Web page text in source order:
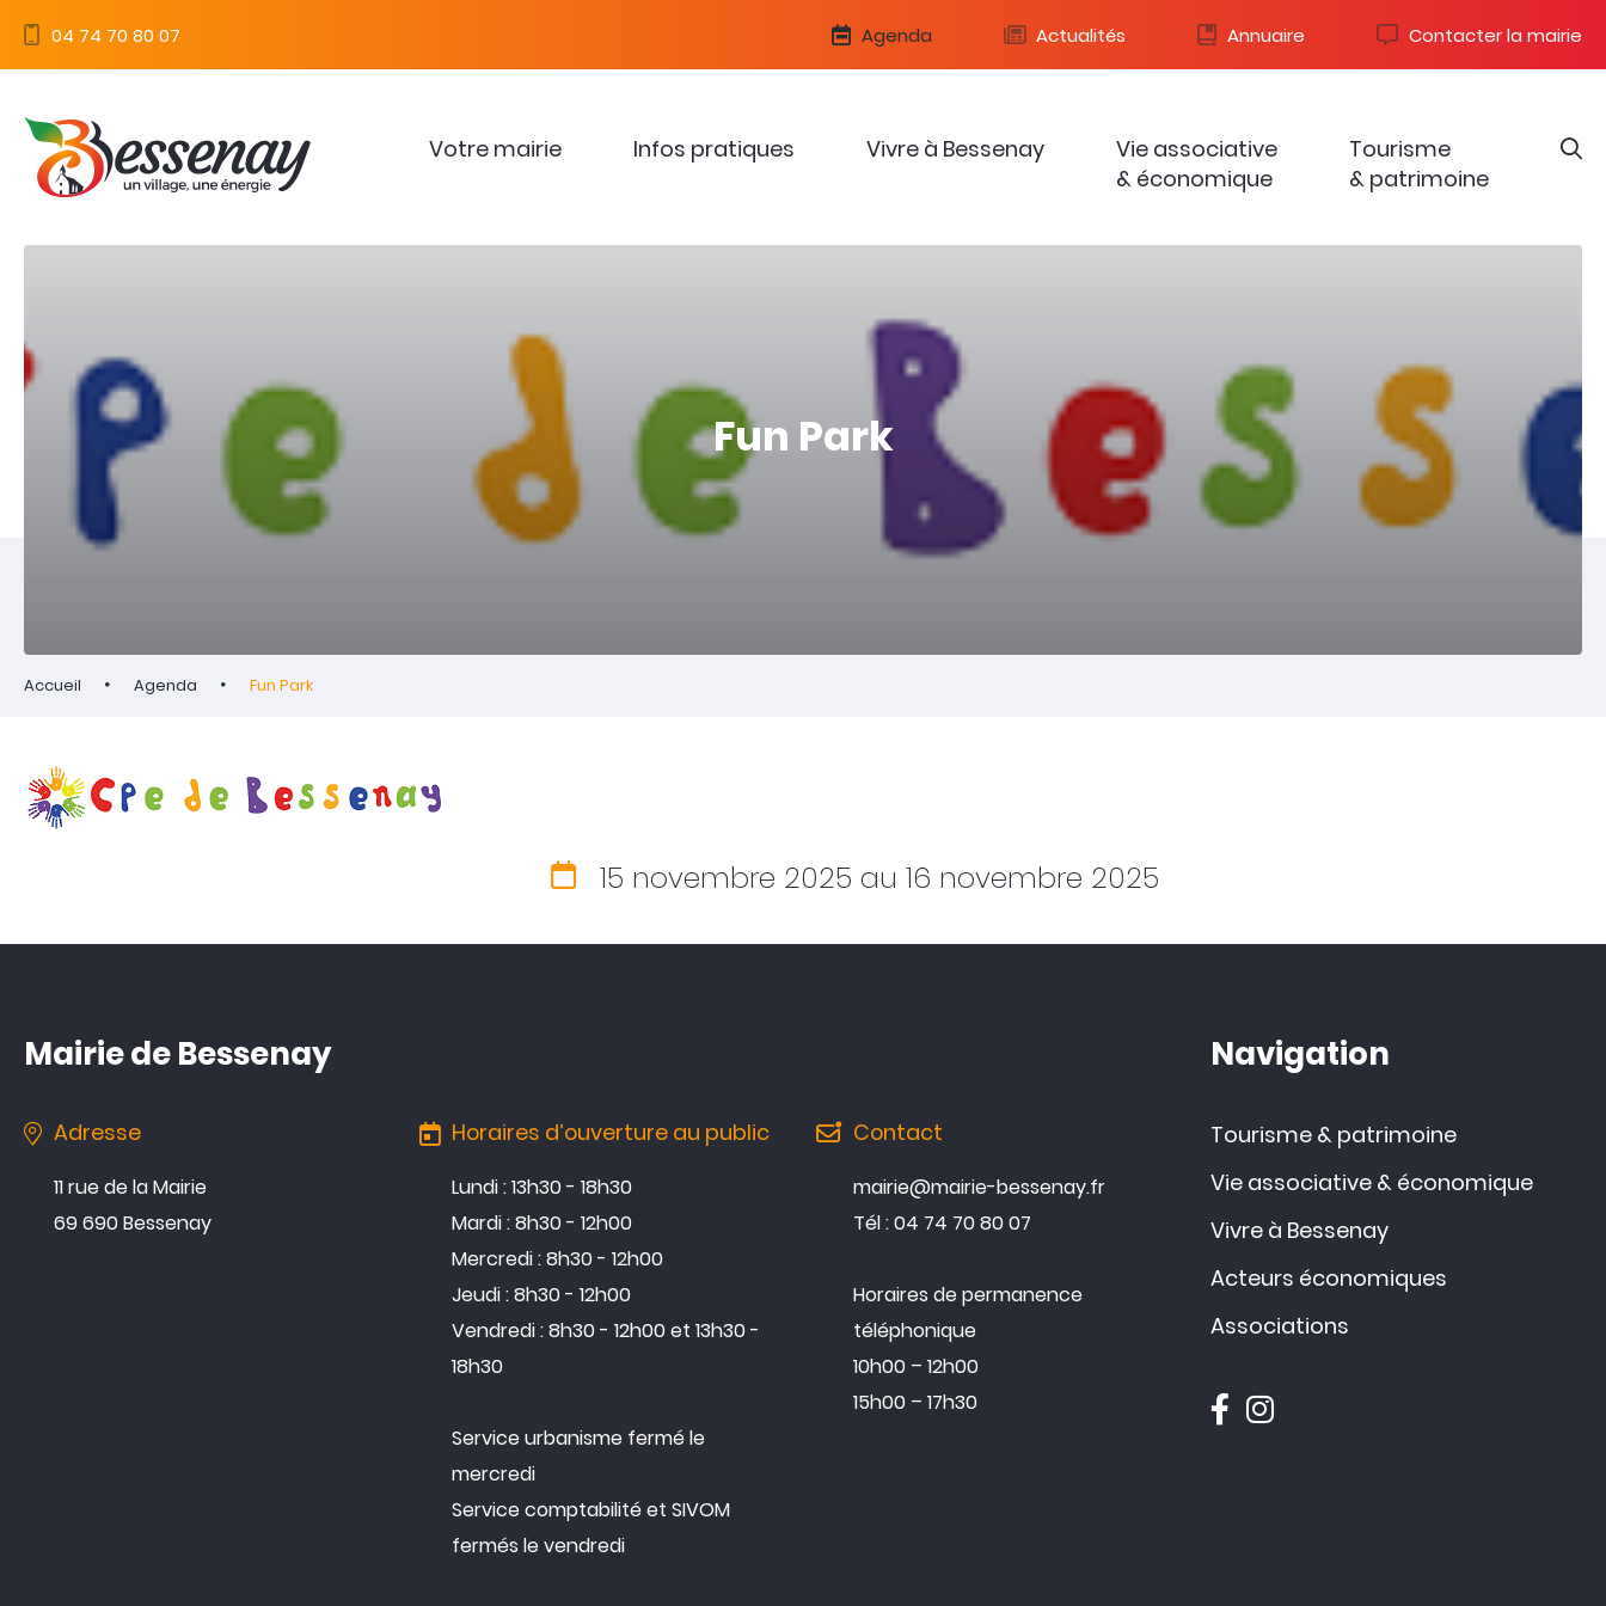
04 74 70 80 07 Agenda Actualités Annuaire Contacter la mairie
Votre mairie Infos pratiques Vivre à Bessenay
Vie associative
& économique
Tourisme
& patrimoine
Fun Park
Accueil Agenda Fun Park
15 novembre 2025au 16 novembre 2025
Mairie de Bessenay
Adresse
11 rue de la Mairie
69 690 Bessenay
Horaires d’ouverture au public
Lundi : 13h30 - 18h30
Mardi : 8h30 - 12h00
Mercredi : 8h30 - 12h00
Jeudi : 8h30 - 12h00
Vendredi : 8h30 - 12h00 et 13h30 -
18h30
Service urbanisme fermé le
mercredi
Service comptabilité et SIVOM
fermés le vendredi
Contact
mairie@mairie-bessenay.fr
Tél : 04 74 70 80 07
Horaires de permanence
téléphonique
10h00 – 12h00
15h00 – 17h30
Navigation
Tourisme & patrimoine
Vie associative & économique
Vivre à Bessenay
Acteurs économiques
Associations
Panneau de gestion des cookies